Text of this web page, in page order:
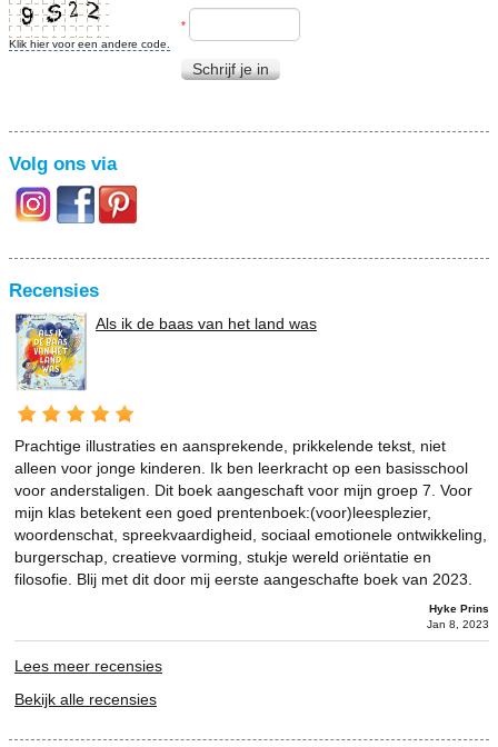
Klik hier voor een andere code.
*
Schrijf je in
Volg ons via
Recensies
Als ik de baas van het land was
Prachtige illustraties en aansprekende, prikkelende tekst, niet
alleen voor jonge kinderen. Ik ben leerkracht op een basisschool
voor anderstaligen. Dit boek aangeschaft voor mijn groep 7. Voor
mijn klas betekent een goed prentenboek:(voor)leesplezier,
woordenschat, spreekvaardigheid, sociaal emotionele ontwikkeling,
burgerschap, creatieve vorming, stukje wereld oriëntatie en
filosofie. Blij met dit door mij eerste aangeschafte boek van 2023.
Hyke Prins
Jan 8, 2023
Lees meer recensies
Bekijk alle recensies